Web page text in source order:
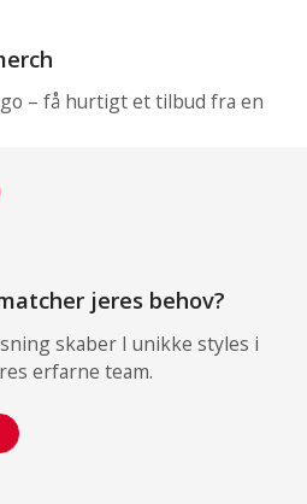
– få hurtigt et tilbud fra en
jeres behov?
skaber I unikke styles i
erfarne team.